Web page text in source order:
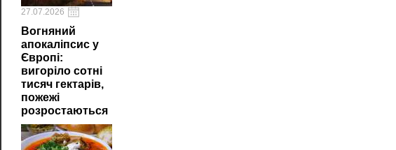
27.07.2026
Вогняний
апокаліпсис у
Європі:
вигоріло сотні
тисяч гектарів,
пожежі
розростаються